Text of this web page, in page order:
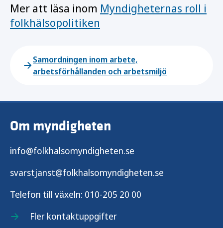
Mer att läsa inom Myndigheternas roll i
folkhälsopolitiken
Samordningen inom arbete,
arbetsförhållanden och arbetsmiljö
Om myndigheten
info@folkhalsomyndigheten.se
svarstjanst@folkhalsomyndigheten.se
Telefon till växeln: 010-205 20 00
Fler kontaktuppgifter